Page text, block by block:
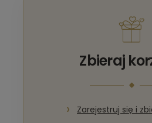
Zbieraj
Zarejestruj się i